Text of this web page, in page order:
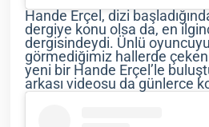
Hande Erçel, dizi
dergiye konu olsa da, en
dergisindeydi. Ünlü
görmediğimiz hallerde
yeni bir Hande Erçel’le
arkası videosu da günlerce